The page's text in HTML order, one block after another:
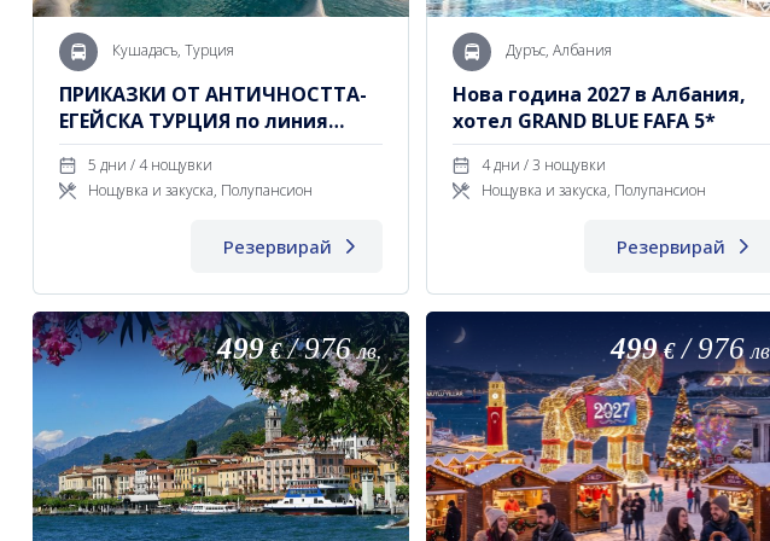
Кушадасъ, Турция
ПРИКАЗКИ ОТ АНТИЧНОСТТА-
ЕГЕЙСКА ТУРЦИЯ по линия
София
5 дни / 4 нощувки
Нощувка и закуска, Полупансион
Резервирай
Дуръс, Албания
Нова година 2027 в Албания,
хотел GRAND BLUE FAFA 5*
4 дни / 3 нощувки
Нощувка и закуска, Полупансион
Резервирай
499 €/976 лв. 499 €/976